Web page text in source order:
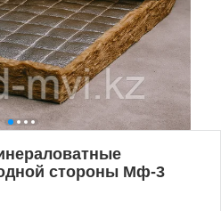
стороны Мф-3